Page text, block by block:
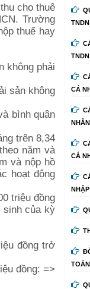
cho thuê
Trường
thuế hay
không phải
sản không
bình quân
trên 8,34
năm và
và nộp hồ
hoạt động
triệu đồng
sinh của kỳ
đồng trở
đồng: =>
TNDN
TNDN
CÁ
NHÂN
CÁ